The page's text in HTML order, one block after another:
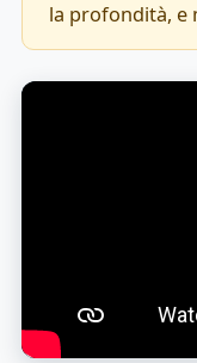
la profondità, e